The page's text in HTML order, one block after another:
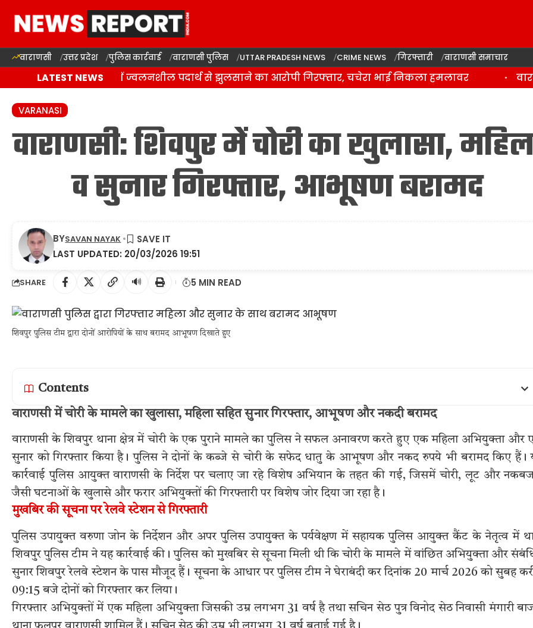
वाराणसी उत्तर प्रदेश पुलिस कार्रवाई वाराणसी पुलिस UTTAR PRADESH NEWS CRIME NEWS गिरफ्तारी वाराणसी समाचार
LATEST NEWS
राजातालाब में ज्वलनशील पदार्थ से झुलसाने का आरोपी गिरफ्तार, चचेरा भाई निकला हमलावर
VARANASI
वाराणसी: शिवपुर में चोरी का खुलासा,
व सुनार गिरफ्तार, आभूषण बरामद
LAST UPDATED: 20/03/2026 19:51
BYSAVAN NAYAK
SHARE 🔊 5 MIN READ
शिवपुर पुलिस टीम द्वारा दोनों आरोपियों के साथ बरामद आभूषण दिखाते हुए
Contents
वाराणसी में चोरी के मामले का खुलासा, महिला सहित सुनार गिरफ्तार, आभूषण और नकदी बरामद
वाराणसी के शिवपुर थाना क्षेत्र में चोरी के एक पुराने मामले का पुलिस ने सफल अनावरण करते हुए एक महिला अभियुक्ता और
सुनार को गिरफ्तार किया है। पुलिस ने दोनों के कब्जे से चोरी के सफेद धातु के आभूषण और नकद रुपये भी बरामद किए हैं।
कार्रवाई पुलिस आयुक्त वाराणसी के निर्देश पर चलाए जा रहे विशेष अभियान के तहत की गई, जिसमें चोरी, लूट और
जैसी घटनाओं के खुलासे और फरार अभियुक्तों की गिरफ्तारी पर विशेष जोर दिया जा रहा है।
मुखबिर की सूचना पर रेलवे स्टेशन से गिरफ्तारी
पुलिस उपायुक्त वरुणा जोन के निर्देशन और अपर पुलिस उपायुक्त के पर्यवेक्षण में सहायक पुलिस आयुक्त कैंट के नेतृत्व में
शिवपुर पुलिस टीम ने यह कार्रवाई की। पुलिस को मुखबिर से सूचना मिली थी कि चोरी के मामले में वांछित अभियुक्ता और
सुनार शिवपुर रेलवे स्टेशन के पास मौजूद हैं। सूचना के आधार पर पुलिस टीम ने घेराबंदी कर दिनांक 20 मार्च 2026 को सुबह
09:15 बजे दोनों को गिरफ्तार कर लिया।
गिरफ्तार अभियुक्तों में एक महिला अभियुक्ता जिसकी उम्र लगभग 31 वर्ष है तथा सचिन सेठ पुत्र विनोद सेठ निवासी मंगारी